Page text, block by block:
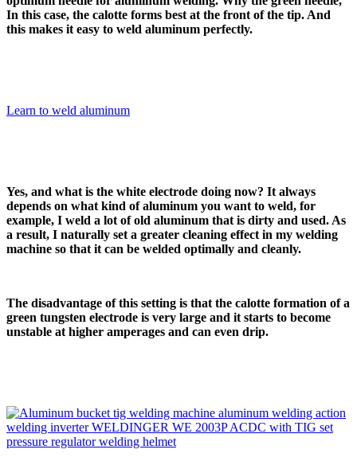
In this case, the calotte forms best at the front of the tip. And
this makes it easy to weld aluminum perfectly.
Learn to weld aluminum
Yes, and what is the white electrode doing now? It always
depends on what kind of aluminum you want to weld, for
example, I weld a lot of old aluminum that is dirty and used. As
a result, I naturally set a greater cleaning effect in my welding
machine so that it can be welded optimally and cleanly.
The disadvantage of this setting is that the calotte formation of a
green tungsten electrode is very large and it starts to become
unstable at higher amperages and can even drip.